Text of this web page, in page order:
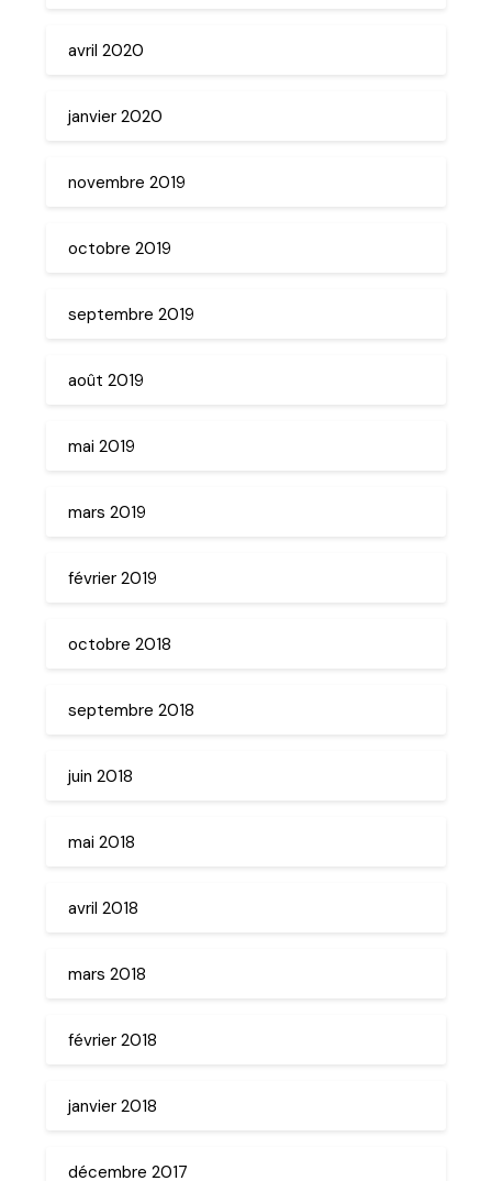
avril 2020
janvier 2020
novembre 2019
octobre 2019
septembre 2019
août 2019
mai 2019
mars 2019
février 2019
octobre 2018
septembre 2018
juin 2018
mai 2018
avril 2018
mars 2018
février 2018
janvier 2018
décembre 2017